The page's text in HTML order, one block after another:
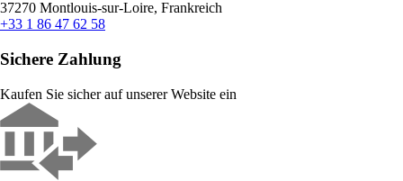
37270 Montlouis-sur-Loire, Frankreich
+33 1 86 47 62 58
Sichere Zahlung
Kaufen Sie sicher auf unserer Website ein